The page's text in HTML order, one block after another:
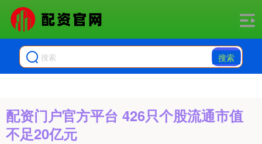
搜索
配资门户官方平台 426只个股流通市值
不足20亿元